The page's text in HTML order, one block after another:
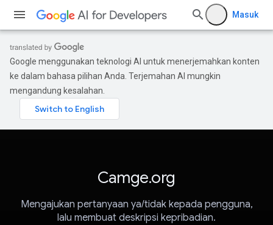
Masuk
Google menggunakan teknologi AI untuk menerjemahkan konten
ke dalam bahasa pilihan Anda. Terjemahan AI mungkin
mengandung kesalahan.
Camge.org
Mengajukan pertanyaan ya/tidak kepada pengguna,
lalu membuat deskripsi kepribadian.